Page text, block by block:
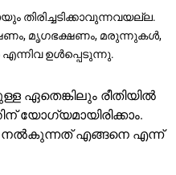
തിരിച്ചടിക്കാവുന്നവയല്ല.
മൃഗഭക്ഷണം, മരുന്നുകൾ,
ഉൾപ്പെടുന്നു.
ഏതെങ്കിലും രീതിയിൽ
യോഗ്യമായിരിക്കാം.
നൽകുന്നത് എങ്ങനെ എന്ന്